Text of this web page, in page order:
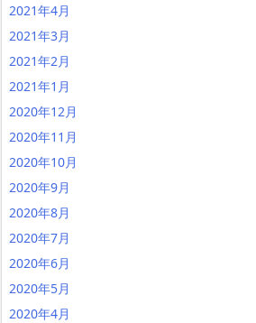
2021年4月
2021年3月
2021年2月
2021年1月
2020年12月
2020年11月
2020年10月
2020年9月
2020年8月
2020年7月
2020年6月
2020年5月
2020年4月